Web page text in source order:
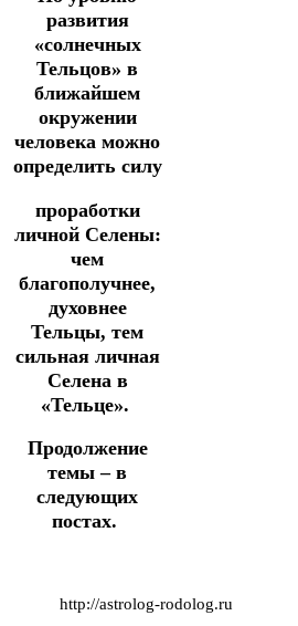
развития
«солнечных
Тельцов» в
ближайшем
окружении
человека можно
определить силу
проработки
личной Селены:
чем
благополучнее,
духовнее
Тельцы, тем
сильная личная
Селена в
«Тельце».
Продолжение
темы – в
следующих
постах.
http://astrolog-rodolog.ru